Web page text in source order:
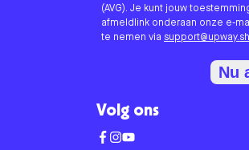
(AVG). Je kunt jouw
afmeldlink onderaan onze e-
te nemen via
Nu
Volg ons